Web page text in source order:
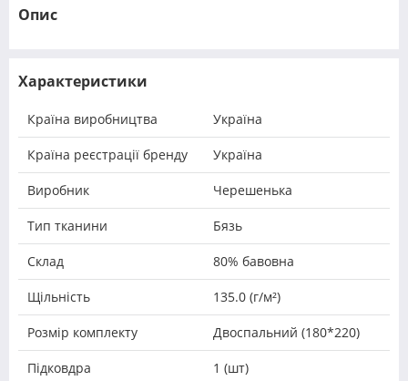
Опис
Характеристики
Країна виробництва Україна
Країна реєстрації бренду Україна
Виробник Черешенька
Тип тканини Бязь
Склад 80% бавовна
Щільність 135.0 (г/м²)
Розмір комплекту Двоспальний (180*220)
Підковдра 1 (шт)